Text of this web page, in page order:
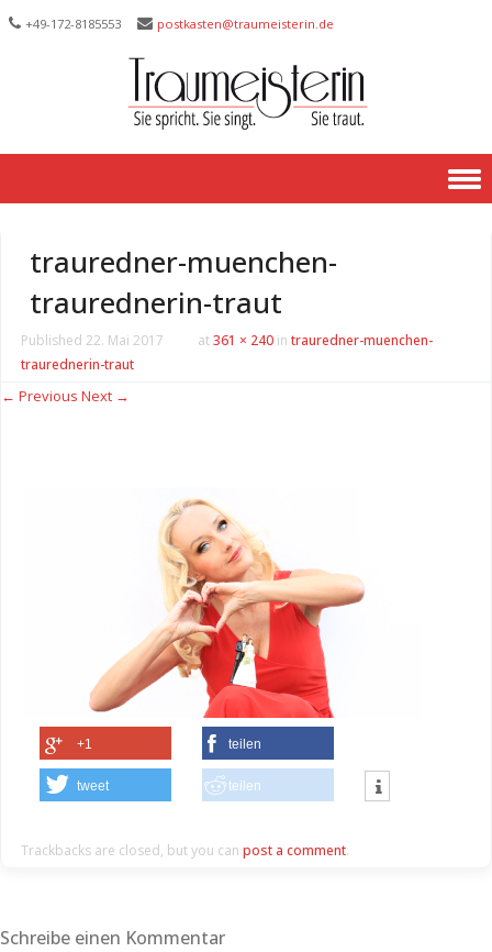
+49-172-­8185553 postkasten@traumeisterin.de
trauredner-muenchen-
traurednerin-traut
Published 22. Mai 2017 at361 × 240 in trauredner-muenchen-
traurednerin-traut
← Previous Next →
+1 teilen
tweet teilen
Trackbacks are closed, but you can post a comment.
Schreibe einen Kommentar